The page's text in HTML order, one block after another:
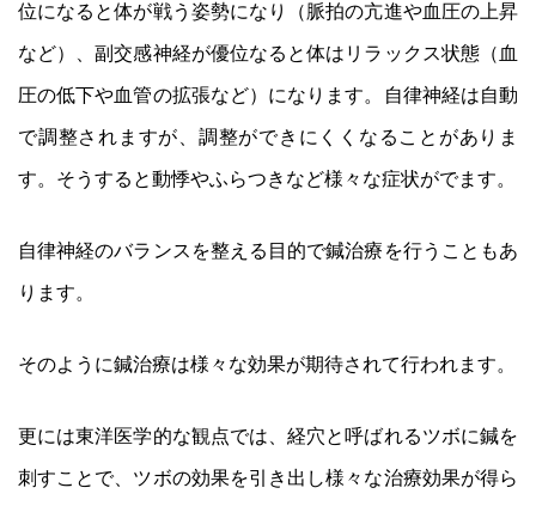
位になると体が戦う姿勢になり（脈拍の亢進や血圧の上昇
など）、副交感神経が優位なると体はリラックス状態（血
圧の低下や血管の拡張など）になります。自律神経は自動
で調整されますが、調整ができにくくなることがありま
す。そうすると動悸やふらつきなど様々な症状がでます。
自律神経のバランスを整える目的で鍼治療を行うこともあ
ります。
そのように鍼治療は様々な効果が期待されて行われます。
更には東洋医学的な観点では、経穴と呼ばれるツボに鍼を
刺すことで、ツボの効果を引き出し様々な治療効果が得ら